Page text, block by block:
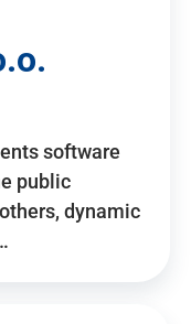
software
public
dynamic